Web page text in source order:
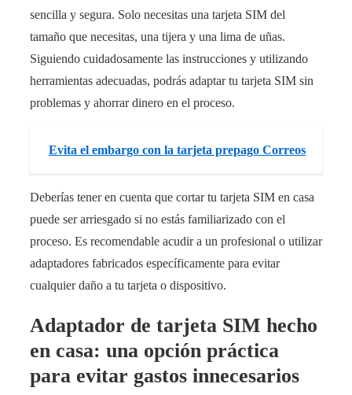
sencilla y segura. Solo necesitas una tarjeta SIM del
tamaño que necesitas, una tijera y una lima de uñas.
Siguiendo cuidadosamente las instrucciones y utilizando
herramientas adecuadas, podrás adaptar tu tarjeta SIM sin
problemas y ahorrar dinero en el proceso.
Evita el embargo con la tarjeta prepago Correos
Deberías tener en cuenta que cortar tu tarjeta SIM en casa
puede ser arriesgado si no estás familiarizado con el
proceso. Es recomendable acudir a un profesional o utilizar
adaptadores fabricados específicamente para evitar
cualquier daño a tu tarjeta o dispositivo.
Adaptador de tarjeta SIM hecho
en casa: una opción práctica
para evitar gastos innecesarios